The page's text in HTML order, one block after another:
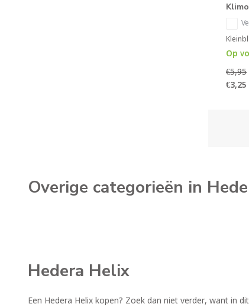
Op
€5,95
€3,25
Overige categorieën in
Hedera Helix
Een Hedera Helix kopen? Zoek dan niet verder, want in